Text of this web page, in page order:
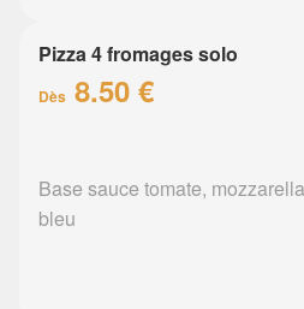
Pizza 4 fromages solo
Dès 8.50 €
Base sauce tomate,
bleu